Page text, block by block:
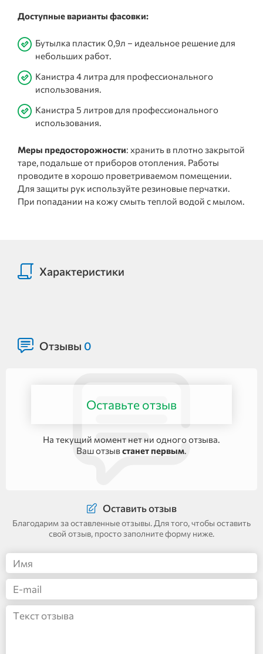
Доступные варианты фасовки:
Бутылка пластик 0,9л – идеальное решение для
небольших работ.
Канистра 4 литра для профессионального
использования.
Канистра 5 литров для профессионального
использования.
Меры предосторожности: хранить в плотно закрытой
таре, подальше от приборов отопления. Работы
проводите в хорошо проветриваемом помещении.
Для защиты рук используйте резиновые перчатки.
При попадании на кожу смыть теплой водой с мылом.
Характеристики
Отзывы 0
Оставьте отзыв
На текущий момент нет ни одного отзыва.
Ваш отзывстанет первым.
Оставить отзыв
Благодарим за оставленные отзывы. Для того, чтобы оставить
свой отзыв, просто заполните форму ниже.